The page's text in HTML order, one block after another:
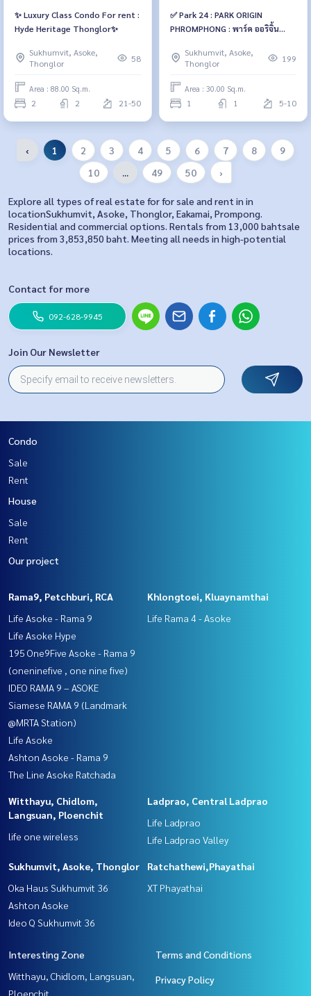
✨ Luxury Class Condo For rent :
Hyde Heritage Thonglor✨
Sukhumvit, Asoke,
Thonglor
58
Area : 88.00 Sq.m.
2 2 21-50
✅ Park 24 : PARK ORIGIN
PHROMPHONG : พาร์ค ออริจิ้น
Sukhumvit, Asoke,
Thonglor
199
Area : 30.00 Sq.m.
1 1 5-10
‹ 1 2 3 4 5 6 7 8
9
10
... 49 50 ›
Explore all types of real estate for for sale and rent in in
locationSukhumvit, Asoke, Thonglor, Eakamai, Prompong.
Residential and commercial options. Rentals from 13,000 bahtsale
prices from 3,853,850 baht. Meeting all needs in high-potential
locations.
Contact for more
092-628-9945
Join Our Newsletter
Condo
Sale
Rent
House
Sale
Rent
Our project
Rama9, Petchburi, RCA
Life Asoke - Rama 9
Life Asoke Hype
195 One9Five Asoke - Rama 9
(oneninefive , one nine five)
IDEO RAMA 9 – ASOKE
Siamese RAMA 9 (Landmark
@MRTA Station)
Life Asoke
Ashton Asoke - Rama 9
The Line Asoke Ratchada
Khlongtoei, Kluaynamthai
Life Rama 4 - Asoke
Witthayu, Chidlom,
Langsuan, Ploenchit
life one wireless
Ladprao, Central Ladprao
Life Ladprao
Life Ladprao Valley
Sukhumvit, Asoke, Thonglor
Oka Haus Sukhumvit 36
Ashton Asoke
Ideo Q Sukhumvit 36
Ratchathewi,Phayathai
XT Phayathai
Interesting Zone
Witthayu, Chidlom, Langsuan,
Ploenchit
Terms and Conditions
Privacy Policy